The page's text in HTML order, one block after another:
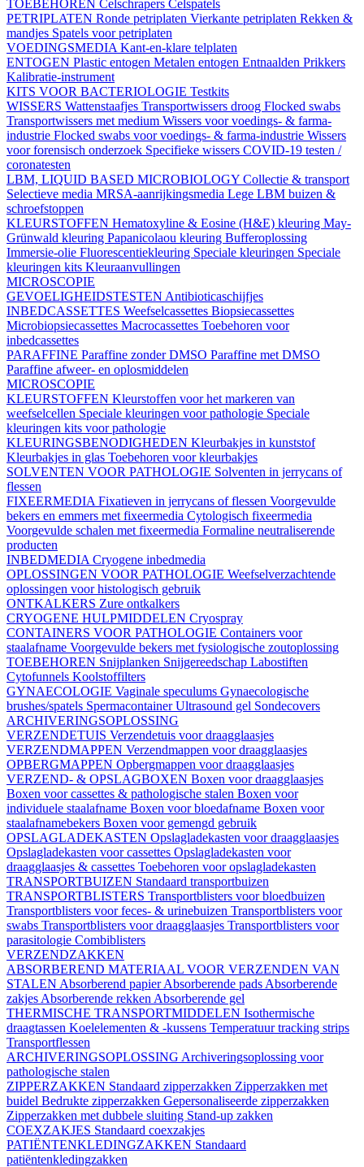
TOEBEHOREN Celschrapers Celspatels
PETRIPLATEN Ronde petriplaten Vierkante petriplaten Rekken &
mandjes Spatels voor petriplaten
VOEDINGSMEDIA Kant-en-klare telplaten
ENTOGEN Plastic entogen Metalen entogen Entnaalden Prikkers
Kalibratie-instrument
KITS VOOR BACTERIOLOGIE Testkits
WISSERS Wattenstaafjes Transportwissers droog Flocked swabs
Transportwissers met medium Wissers voor voedings- & farma-
industrie Flocked swabs voor voedings- & farma-industrie Wissers
voor forensisch onderzoek Specifieke wissers COVID-19 testen /
coronatesten
LBM, LIQUID BASED MICROBIOLOGY Collectie & transport
Selectieve media MRSA-aanrijkingsmedia Lege LBM buizen &
schroefstoppen
KLEURSTOFFEN Hematoxyline & Eosine (H&E) kleuring May-
Grünwald kleuring Papanicolaou kleuring Bufferoplossing
Immersie-olie Fluorescentiekleuring Speciale kleuringen Speciale
kleuringen kits Kleuraanvullingen
MICROSCOPIE
GEVOELIGHEIDSTESTEN Antibioticaschijfjes
INBEDCASSETTES Weefselcassettes Biopsiecassettes
Microbiopsiecassettes Macrocassettes Toebehoren voor
inbedcassettes
PARAFFINE Paraffine zonder DMSO Paraffine met DMSO
Paraffine afweer- en oplosmiddelen
MICROSCOPIE
KLEURSTOFFEN Kleurstoffen voor het markeren van
weefselcellen Speciale kleuringen voor pathologie Speciale
kleuringen kits voor pathologie
KLEURINGSBENODIGHEDEN Kleurbakjes in kunststof
Kleurbakjes in glas Toebehoren voor kleurbakjes
SOLVENTEN VOOR PATHOLOGIE Solventen in jerrycans of
flessen
FIXEERMEDIA Fixatieven in jerrycans of flessen Voorgevulde
bekers en emmers met fixeermedia Cytologisch fixeermedia
Voorgevulde schalen met fixeermedia Formaline neutraliserende
producten
INBEDMEDIA Cryogene inbedmedia
OPLOSSINGEN VOOR PATHOLOGIE Weefselverzachtende
oplossingen voor histologisch gebruik
ONTKALKERS Zure ontkalkers
CRYOGENE HULPMIDDELEN Cryospray
CONTAINERS VOOR PATHOLOGIE Containers voor
staalafname Voorgevulde bekers met fysiologische zoutoplossing
TOEBEHOREN Snijplanken Snijgereedschap Labostiften
Cytofunnels Koolstoffilters
GYNAECOLOGIE Vaginale speculums Gynaecologische
brushes/spatels SpermacontainerUltrasound gel Sondecovers
ARCHIVERINGSOPLOSSING
VERZENDETUIS Verzendetuis voor draagglaasjes
VERZENDMAPPEN Verzendmappen voor draagglaasjes
OPBERGMAPPEN Opbergmappen voor draagglaasjes
VERZEND- & OPSLAGBOXEN Boxen voor draagglaasjes
Boxen voor cassettes & pathologische stalen Boxen voor
individuele staalafname Boxen voor bloedafname Boxen voor
staalafnamebekers Boxen voor gemengd gebruik
OPSLAGLADEKASTEN Opslagladekasten voor draagglaasjes
Opslagladekasten voor cassettes Opslagladekasten voor
draagglaasjes & cassettes Toebehoren voor opslagladekasten
TRANSPORTBUIZEN Standaard transportbuizen
TRANSPORTBLISTERS Transportblisters voor bloedbuizen
Transportblisters voor feces- & urinebuizen Transportblisters voor
swabs Transportblisters voor draagglaasjes Transportblisters voor
parasitologie Combiblisters
VERZENDZAKKEN
ABSORBEREND MATERIAAL VOOR VERZENDEN VAN
STALEN Absorberend papierAbsorberende pads Absorberende
zakjes Absorberende rekken Absorberende gel
THERMISCHE TRANSPORTMIDDELEN Isothermische
draagtassen Koelelementen & -kussens Temperatuur tracking strips
Transportflessen
ARCHIVERINGSOPLOSSING Archiveringsoplossing voor
pathologische stalen
ZIPPERZAKKEN Standaard zipperzakken Zipperzakken met
buidel Bedrukte zipperzakken Gepersonaliseerde zipperzakken
Zipperzakken met dubbele sluiting Stand-up zakken
COEXZAKJES Standaard coexzakjes
PATIËNTENKLEDINGZAKKEN Standaard
patiëntenkledingzakken